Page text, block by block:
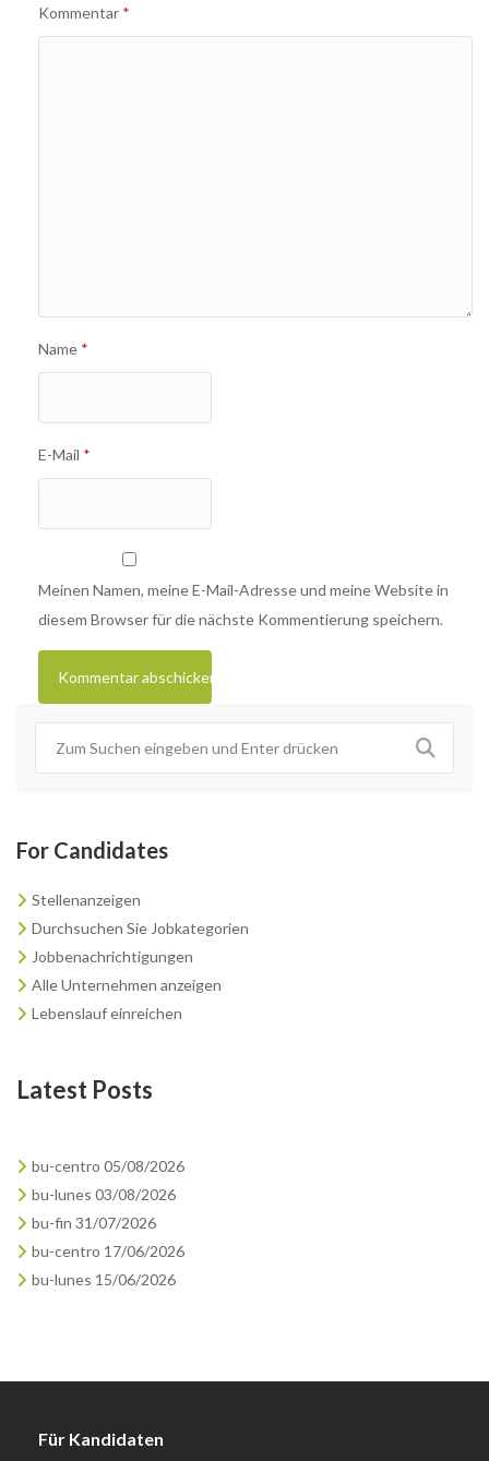
Kommentar *
Name *
E-Mail *
Meinen Namen, meine E-Mail-Adresse und meine Website in
diesem Browser für die nächste Kommentierung speichern.
For Candidates
Stellenanzeigen
Durchsuchen Sie Jobkategorien
Jobbenachrichtigungen
Alle Unternehmen anzeigen
Lebenslauf einreichen
Latest Posts
bu-centro 05/08/2026
bu-lunes 03/08/2026
bu-fin 31/07/2026
bu-centro 17/06/2026
bu-lunes 15/06/2026
Für Kandidaten